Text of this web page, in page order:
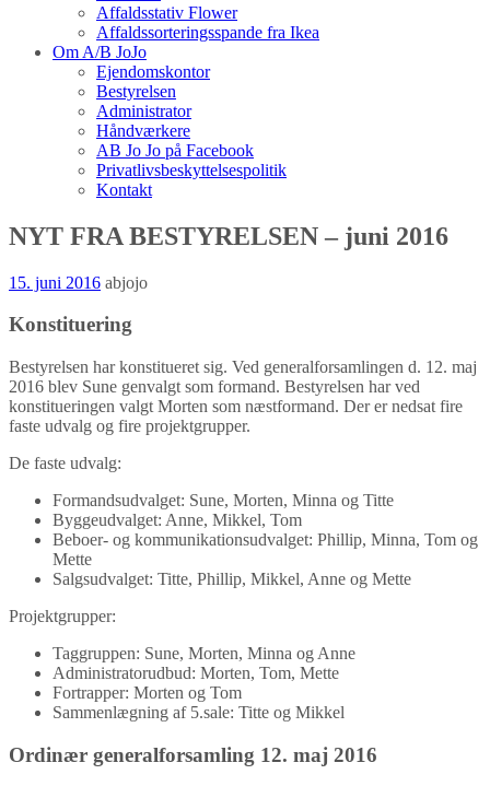
Affaldsstativ Flower
Affaldssorteringsspande fra Ikea
Om A/B JoJo
Ejendomskontor
Bestyrelsen
Administrator
Håndværkere
AB Jo Jo på Facebook
Privatlivsbeskyttelsespolitik
Kontakt
NYT FRA BESTYRELSEN – juni 2016
15. juni 2016 abjojo
Konstituering
Bestyrelsen har konstitueret sig. Ved generalforsamlingen d. 12. maj
2016 blev Sune genvalgt som formand. Bestyrelsen har ved
konstitueringen valgt Morten som næstformand. Der er nedsat fire
faste udvalg og fire projektgrupper.
De faste udvalg:
Formandsudvalget: Sune, Morten, Minna og Titte
Byggeudvalget: Anne, Mikkel, Tom
Beboer- og kommunikationsudvalget: Phillip, Minna, Tom og
Mette
Salgsudvalget: Titte, Phillip, Mikkel, Anne og Mette
Projektgrupper:
Taggruppen: Sune, Morten, Minna og Anne
Administratorudbud: Morten, Tom, Mette
Fortrapper: Morten og Tom
Sammenlægning af 5.sale: Titte og Mikkel
Ordinær generalforsamling 12. maj 2016